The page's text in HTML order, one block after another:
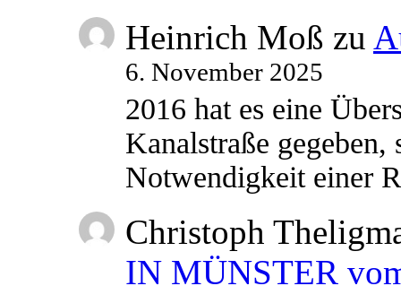
Heinrich Moß zu
6. November 2025
2016 hat es eine
Kanalstraße
Notwendigkeit einer
Christoph
IN MÜNSTER